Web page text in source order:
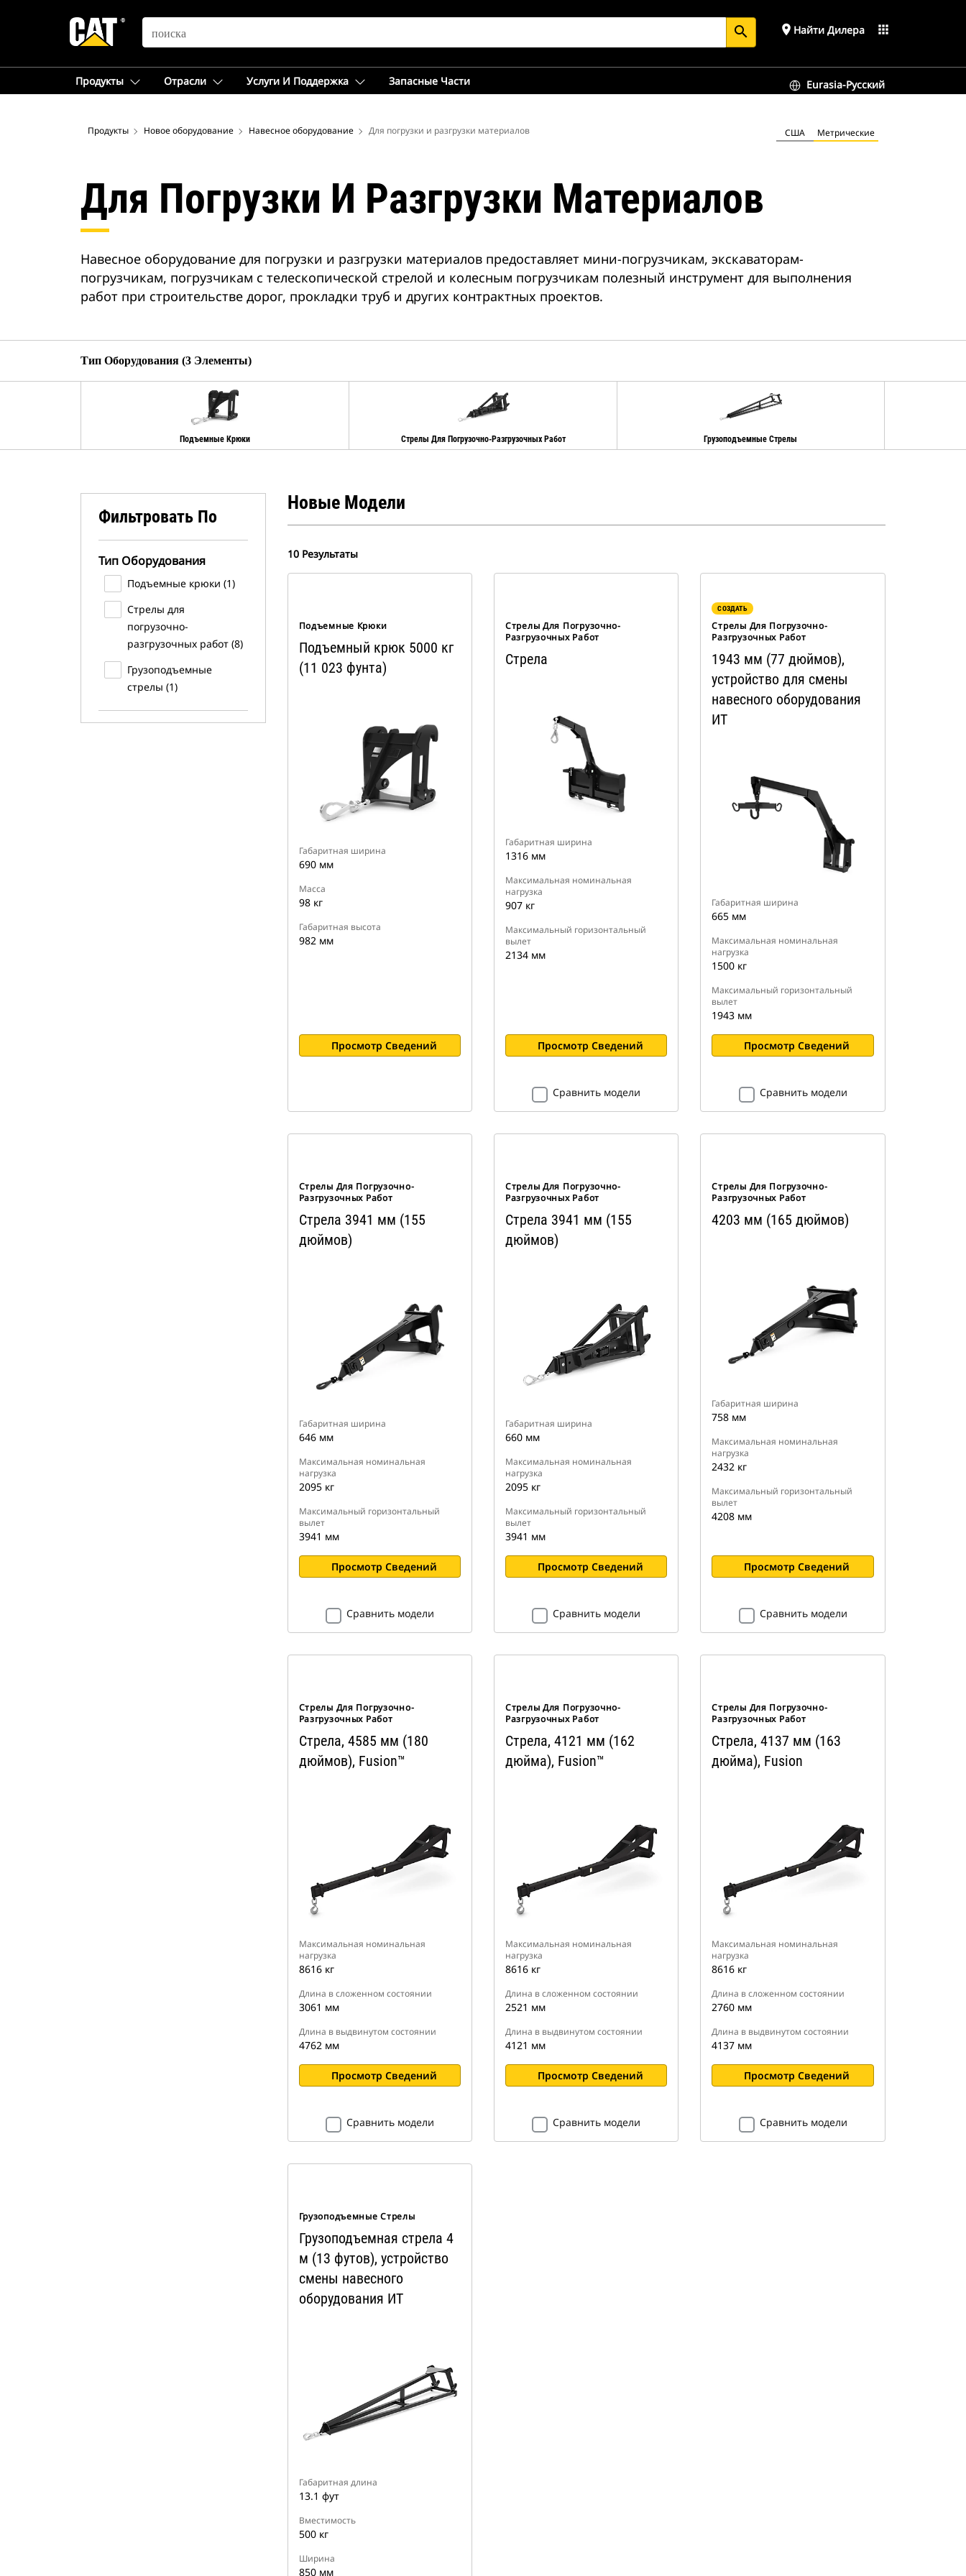
SEARCH search place Найти Дилера apps
Продукты Отрасли Услуги И Поддержка Запасные Части Eurasia-Русский
Продукты Новое оборудование Навесное оборудование Для погрузки и разгрузки материалов США Метрические
Для Погрузки И Разгрузки Материалов
Навесное оборудование для погрузки и разгрузки материалов предоставляет мини-погрузчикам, экскаваторам-
погрузчикам, погрузчикам с телескопической стрелой и колесным погрузчикам полезный инструмент для выполнения
работ при строительстве дорог, прокладки труб и других контрактных проектов.
Тип Оборудования (3 Элементы)
Подъемные Крюки Стрелы Для Погрузочно-Разгрузочных Работ Грузоподъемные Стрелы
Фильтровать По
Тип Оборудования
Подъемные крюки (1)
Стрелы для
погрузочно-
разгрузочных работ (8)
Грузоподъемные
стрелы (1)
Новые Модели
10 Результаты
Подъемные Крюки
Подъемный крюк 5000 кг
(11 023 фунта)
Габаритная ширина
690 мм
Масса
98 кг
Габаритная высота
982 мм
Просмотр Сведений
Стрелы Для Погрузочно-
Разгрузочных Работ
Стрела
Габаритная ширина
1316 мм
Максимальная номинальная
нагрузка
907 кг
Максимальный горизонтальный
вылет
2134 мм
Просмотр Сведений
Сравнить модели
СОЗДАТЬ
Стрелы Для Погрузочно-
Разгрузочных Работ
1943 мм (77 дюймов),
устройство для смены
навесного оборудования
ИT
Габаритная ширина
665 мм
Максимальная номинальная
нагрузка
1500 кг
Максимальный горизонтальный
вылет
1943 мм
Просмотр Сведений
Сравнить модели
Стрелы Для Погрузочно-
Разгрузочных Работ
Стрела 3941 мм (155
дюймов)
Габаритная ширина
646 мм
Максимальная номинальная
нагрузка
2095 кг
Максимальный горизонтальный
вылет
3941 мм
Просмотр Сведений
Сравнить модели
Стрелы Для Погрузочно-
Разгрузочных Работ
Стрела 3941 мм (155
дюймов)
Габаритная ширина
660 мм
Максимальная номинальная
нагрузка
2095 кг
Максимальный горизонтальный
вылет
3941 мм
Просмотр Сведений
Сравнить модели
Стрелы Для Погрузочно-
Разгрузочных Работ
4203 мм (165 дюймов)
Габаритная ширина
758 мм
Максимальная номинальная
нагрузка
2432 кг
Максимальный горизонтальный
вылет
4208 мм
Просмотр Сведений
Сравнить модели
Стрелы Для Погрузочно-
Разгрузочных Работ
Стрела, 4585 мм (180
дюймов), Fusion™
Максимальная номинальная
нагрузка
8616 кг
Длина в сложенном состоянии
3061 мм
Длина в выдвинутом состоянии
4762 мм
Просмотр Сведений
Сравнить модели
Стрелы Для Погрузочно-
Разгрузочных Работ
Стрела, 4121 мм (162
дюйма), Fusion™
Максимальная номинальная
нагрузка
8616 кг
Длина в сложенном состоянии
2521 мм
Длина в выдвинутом состоянии
4121 мм
Просмотр Сведений
Сравнить модели
Стрелы Для Погрузочно-
Разгрузочных Работ
Стрела, 4137 мм (163
дюйма), Fusion
Максимальная номинальная
нагрузка
8616 кг
Длина в сложенном состоянии
2760 мм
Длина в выдвинутом состоянии
4137 мм
Просмотр Сведений
Сравнить модели
Грузоподъемные Стрелы
Грузоподъемная стрела 4
м (13 футов), устройство
смены навесного
оборудования ИT
Габаритная длина
13.1 фут
Вместимость
500 кг
Ширина
850 мм